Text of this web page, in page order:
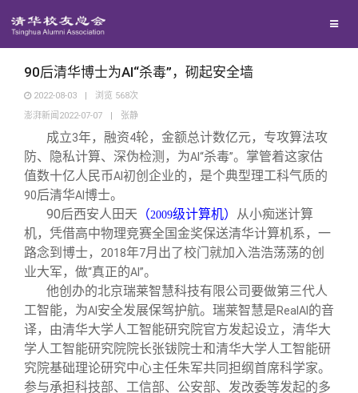
地区联络
年级联络
院系校友工作
专业委员会
西南联大校友会
回馈母校
捐赠项目
捐赠新闻
捐赠纪事
义工计划
媒体平台
《清华校友通讯》
《水木清华》
新媒体平台
百年清华
清华人物
青春风采
校友文苑
校友服务
信息化服务
三创大赛
校友总会
总会简介
会长致辞
关闭
90后清华博士为AI“杀毒”，砌起安全墙
2022-08-03 | 浏览 568次
澎湃新闻2022-07-07
| 张静
成立3年，融资4轮，金额总计数亿元，专攻算法攻
防、隐私计算、深伪检测，为AI“杀毒”。掌管着这家估
值数十亿人民币AI初创企业的，是个典型理工科气质的
90后清华AI博士。
90后西安人田天 （2009级计算机） 从小痴迷计算
机，凭借高中物理竞赛全国金奖保送清华计算机系，一
路念到博士，
2018年7月出了校门就加入浩浩荡荡的创
业大军，做“真正的AI”。
他创办的北京瑞莱智慧科技有限公司要做第三代人
工智能，为AI 安全发展保驾护航。瑞莱智慧是RealAI 的音
译，由清华大学人工智能研究院官方发起设立，清华大
学人工智能研究院院长张钹院士和清华大学人工智能研
究院基础理论研究中心主任朱军共同担纲首席科学家。
参与承担科技部、工信部、公安部、发改委等发起的多